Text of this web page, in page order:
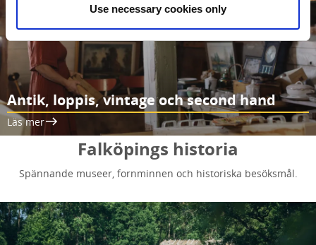
Use necessary cookies only
Antik, loppis, vintage och second hand
Läs mer
Falköpings historia
Spännande museer, fornminnen och historiska besöksmål.